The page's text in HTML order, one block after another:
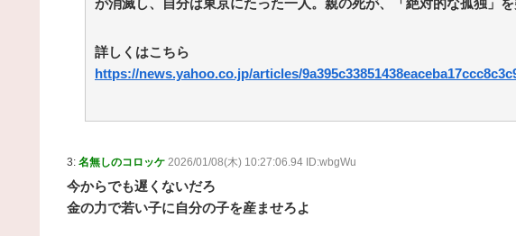
詳しくはこちら
https://news.yahoo.co.jp/articles/
3: 名無しのコロッケ 2026/01/08(木) 10:27:06.94 ID:wbgWu
今からでも遅くないだろ
金の力で若い子に自分の子を産ませろよ